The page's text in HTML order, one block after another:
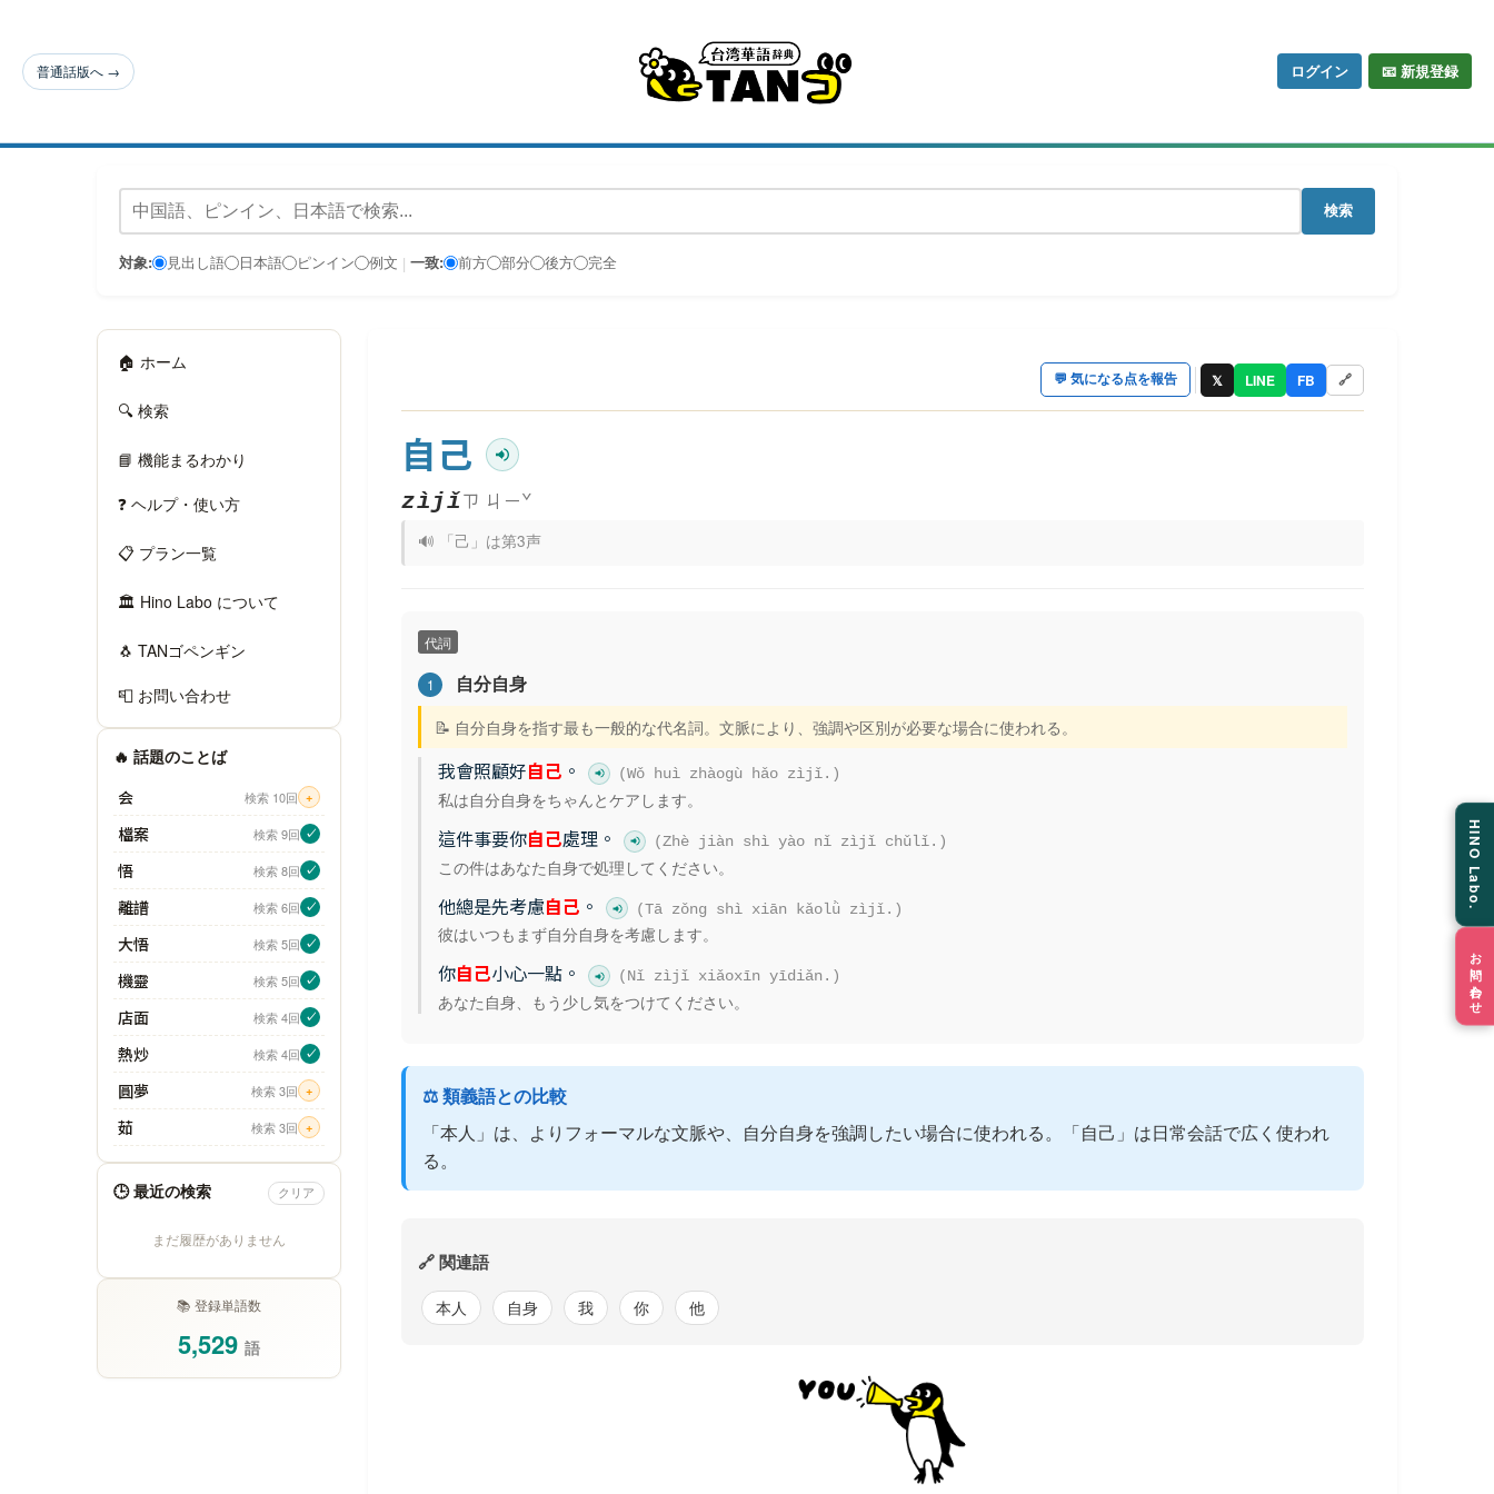
普通話版へ → ログイン 📧 新規登録
検索
対象: 見出し語 日本語 ピンイン 例文 | 一致: 前方 部分 後方 完全
🏠 ホーム
🔍 検索
📘 機能まるわかり
❓ ヘルプ・使い方
📋 プラン一覧
🏛 Hino Labo について
🐧 TANゴペンギン
📮 お問い合わせ
🔥 話題のことば
会
検索 10回 +
檔案 検索 9回 ✓
悟 検索 8回 ✓
離譜 検索 6回 ✓
大悟 検索 5回 ✓
機靈 検索 5回 ✓
店面 検索 4回 ✓
熱炒 検索 4回 ✓
圓夢 検索 3回 +
茹 検索 3回 +
🕒 最近の検索 クリア
まだ履歴がありません
📚 登録単語数
5,529 語
💬 気になる点を報告 𝕏 LINE FB 🔗
自己
zìjǐㄗ ㄐㄧˇ
🔊 「己」は第3声
代詞
1 自分自身
📝 自分自身を指す最も一般的な代名詞。文脈により、強調や区別が必要な場合に使われる。
我會照顧好自己 。 (Wǒ huì zhàogù hǎo zìjǐ.)
私は自分自身をちゃんとケアします。
這件事要你自己處理。 (Zhè jiàn shì yào nǐ zìjǐ chǔlǐ.)
この件はあなた自身で処理してください。
他總是先考慮自己 。 (Tā zǒng shì xiān kǎolǜ zìjǐ.)
彼はいつもまず自分自身を考慮します。
你自己小心一點。 (Nǐ zìjǐ xiǎoxīn yīdiǎn.)
あなた自身、もう少し気をつけてください。
⚖️ 類義語との比較
「本人」は、よりフォーマルな文脈や、自分自身を強調したい場合に使われる。「自己」は日常会話で広く使われ
る。
🔗 関連語
本人 自身 我 你 他
HINO Labo.
お問い合わせ